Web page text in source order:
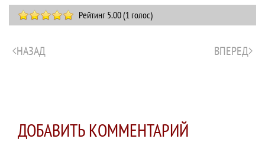
Рейтинг 5.00 (1 голос)
НАЗАД ВПЕРЕД
ДОБАВИТЬ КОММЕНТАРИЙ